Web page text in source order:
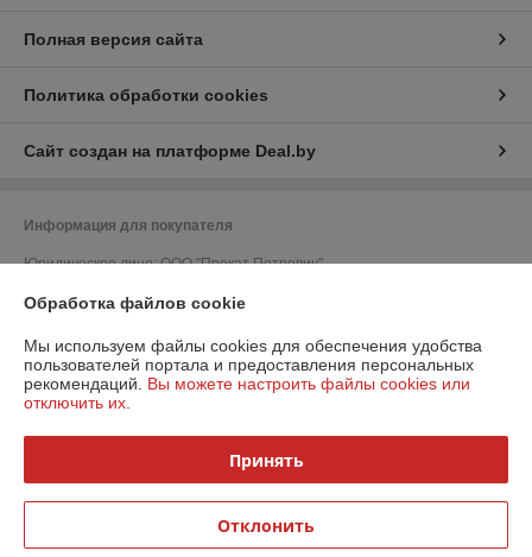
Полная версия сайта
Политика обработки cookies
Сайт создан на платформе Deal.by
Информация для покупателя
Юридическое лицо:ООО "Прокат Петрович"
УНП: 193215798
Регистрационный орган: Минский горисполком
Дата регистрации компании: 27.02.2019
Ссылка на свидетельство/лицензию
Ссылка на свидетельство/лицензию
Местонахождение книги жалоб и предложений: ул. Матусевича, д.58
Обработка файлов cookie
Мы используем файлы cookies для обеспечения удобства
пользователей портала и предоставления персональных
рекомендаций. Вы можете настроить файлы cookies или
отключить их.
Принять
Отклонить